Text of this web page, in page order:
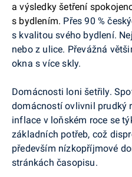
a výsledky šetření
s bydlením. Přes 90 %
s kvalitou svého bydlení.
nebo z ulice. Převážná
okna s více skly.
Domácnosti loni šetřily.
domácností ovlivnil prudký
inflace v loňském roce se
základních potřeb, což
především nízkopříjmové
stránkách časopisu.